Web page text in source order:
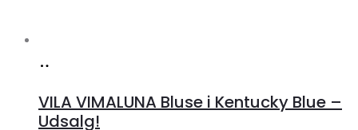
Klædeskabet.dk
VILA VIMALUNA Bluse i Kentucky Blue –
Udsalg!